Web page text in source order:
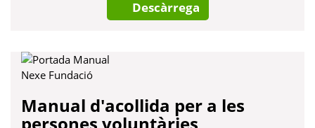
Descàrrega
Manual d'acollida per a les